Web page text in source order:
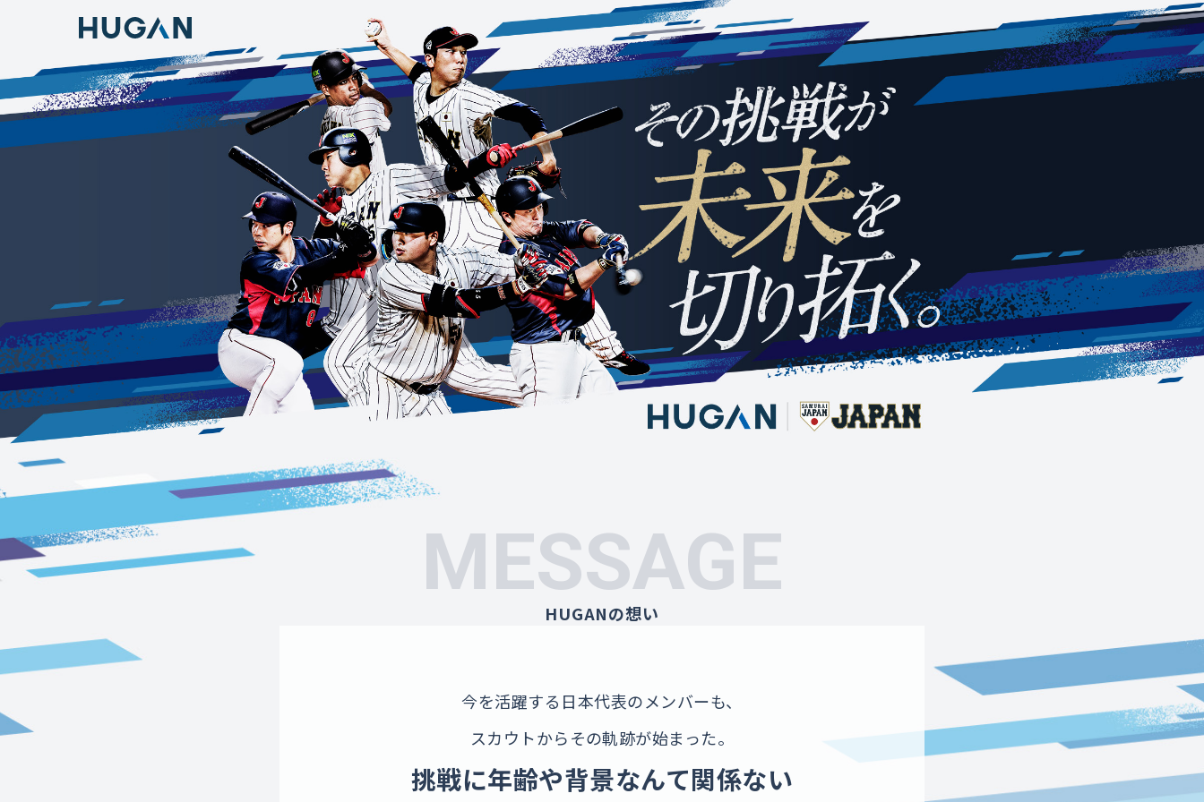
MESSAGE
HUGANの想い
今を活躍する日本代表のメンバーも、
スカウトからその軌跡が始まった。
挑戦に年齢や背景なんて関係ない